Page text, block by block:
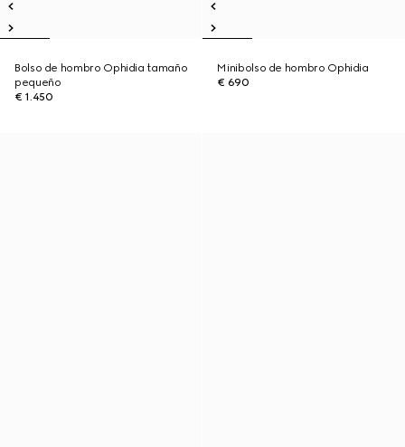
Bolso de hombro Ophidia tamaño
pequeño
€ 1.450
Minibolso de hombro Ophidia
€ 690